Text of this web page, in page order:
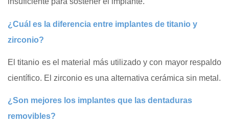
¿Cuál es la diferencia entre implantes de titanio y
zirconio?
El titanio es el material más utilizado y con mayor respaldo
científico. El zirconio es una alternativa cerámica sin metal.
¿Son mejores los implantes que las dentaduras
removibles?